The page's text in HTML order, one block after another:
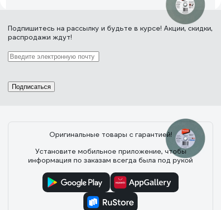
205x19x15,88 GC120 B-51976
Сергей Т.
покупаю уже второй раз. точит отлично.
16 отзывов
Отзыв о точильном круге Makita
150x16x12,7 GC120H B-51932
Подпишитесь на рассылку и будьте в курсе! Акции, скидки,
распродажи ждут!
Подписаться
Оригинальные товары с гарантией!
Установите мобильное приложение, чтобы
информация по заказам всегда была под рукой